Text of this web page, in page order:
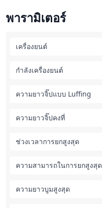
พารามิเตอร์
เครื่องยนต์
กำลังเครื่องยนต์
ความยาวจิ๊ปแบบ Luffing
ความยาวจิ๊ปคงที่
ช่วงเวลาการยกสูงสุด
ความสามารถในการยกสูงสุด
ความยาวบูมสูงสุด